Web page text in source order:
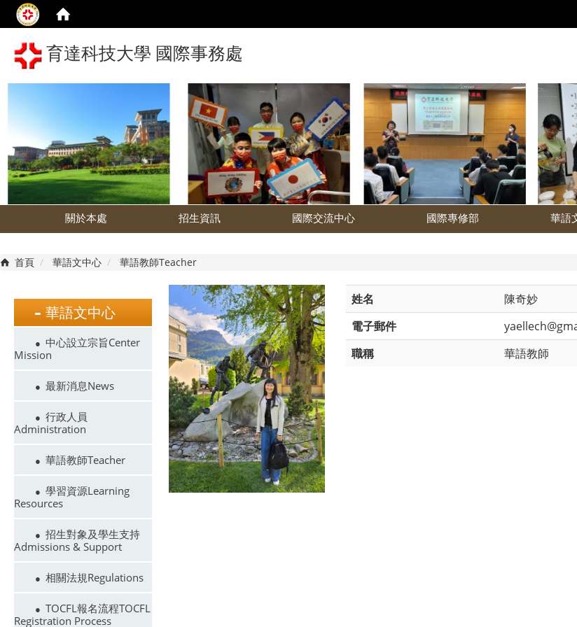
育達科技大學 國際事務處
關於本處 招生資訊 國際交流中心 國際專修部 華語
首頁 華語文中心 華語教師Teacher
華語文中心
中心設立宗旨Center
Mission
最新消息News
行政人員
Administration
華語教師Teacher
學習資源Learning
Resources
招生對象及學生支持
Admissions & Support
相關法規Regulations
TOCFL報名流程TOCFL
Registration Process
姓名
陳奇妙
電子郵件
職稱
華語教師